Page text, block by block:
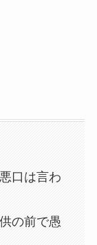
口は言わ
の前で愚